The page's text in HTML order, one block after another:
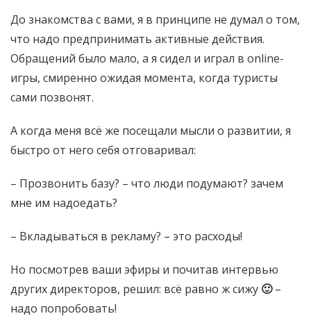
До знакомства с вами, я в принципе не думал о том,
что надо предпринимать активные действия.
Обращений было мало, а я сидел и играл в online-
игры, смиренно ожидая момента, когда туристы
сами позвонят.
А когда меня всё же посещали мысли о развитии, я
быстро от него себя отговаривал:
– Прозвонить базу? – что люди подумают? зачем
мне им надоедать?
– Вкладываться в рекламу? – это расходы!
Но посмотрев ваши эфиры и почитав интервью
других директоров, решил: всё равно ж сижу 🙂–
надо попробовать!